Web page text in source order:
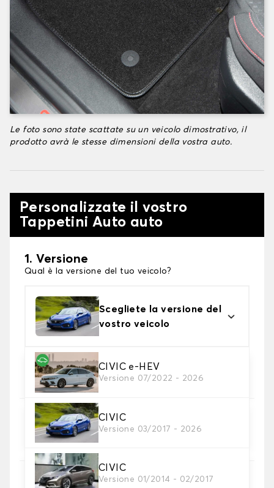
Le foto sono state scattate su un veicolo dimostrativo, il
prodotto avrà le stesse dimensioni della vostra auto.
Personalizzate il vostro
Tappetini Auto auto
1. Versione
Qual è la versione del tuo veicolo?
Scegliete la versione del
vostro veicolo
CIVIC e-HEV
Versione 07/2022 - 2026
CIVIC
Versione 03/2017 - 2026
CIVIC
Versione 01/2014 - 02/2017
2. Materiale
Scegli il materiale del tappetini auto
3. Set di tappetini
Selezionare il numero di tappetini per auto
necessari.
4. Colori dei tappetini